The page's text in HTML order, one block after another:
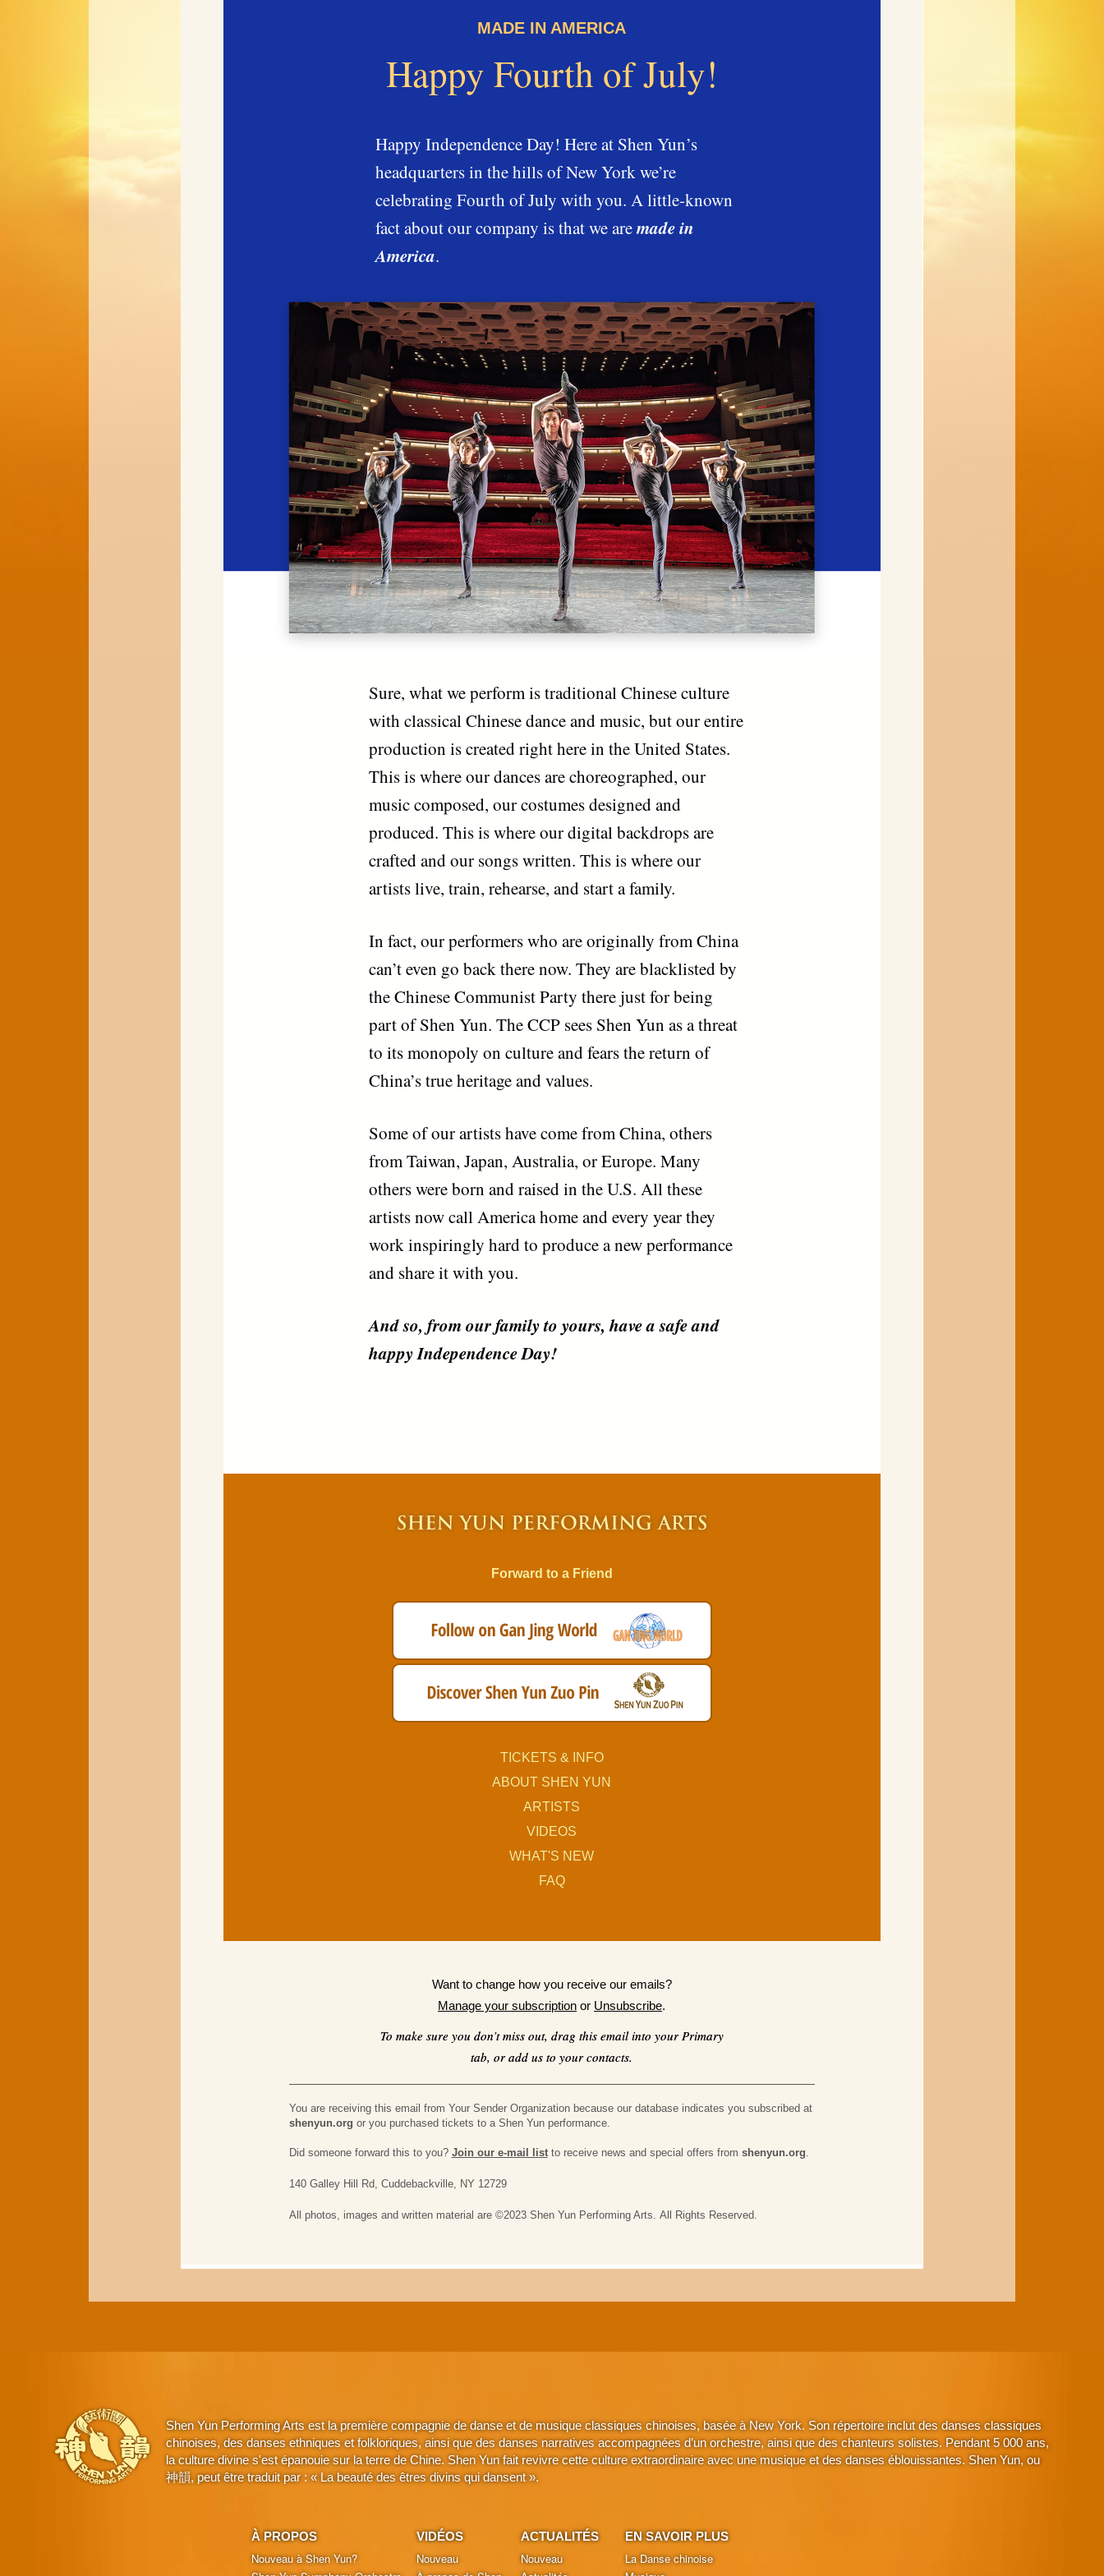
Shen Yun Performing Arts est la première compagnie de danse et de musique classiques chinoises, basée à New York. Son répertoire inclut des danses classiques
chinoises, des danses ethniques et folkloriques, ainsi que des danses narratives accompagnées d’un orchestre, ainsi que des chanteurs solistes. Pendant 5 000 ans,
la culture divine s'est épanouie sur la terre de Chine. Shen Yun fait revivre cette culture extraordinaire avec une musique et des danses éblouissantes. Shen Yun, ou
神韻, peut être traduit par : « La beauté des êtres divins qui dansent ».
À PROPOS
Nouveau à Shen Yun?
VIDÉOS
Nouveau
ACTUALITÉS
Nouveau
EN SAVOIR PLUS
La Danse chinoise